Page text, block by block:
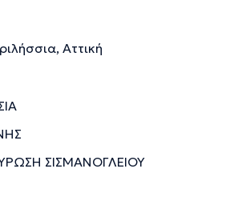
Αττική
ΣΙΣΜΑΝΟΓΛΕΙΟΥ